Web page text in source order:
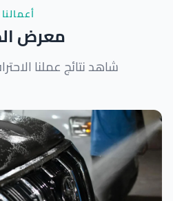
أعمالنا
معرض
شاهد نتائج عملنا